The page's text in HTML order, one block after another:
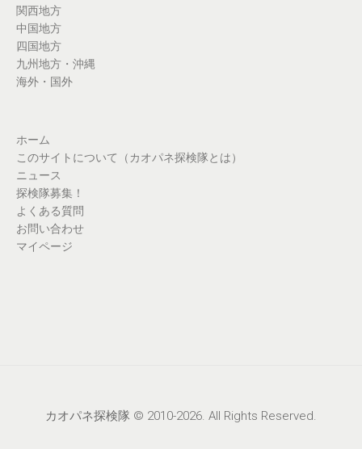
関西地方
中国地方
四国地方
九州地方・沖縄
海外・国外
ホーム
このサイトについて（カオパネ探検隊とは）
ニュース
探検隊募集！
よくある質問
お問い合わせ
マイページ
カオパネ探検隊 © 2010-2026. All Rights Reserved.